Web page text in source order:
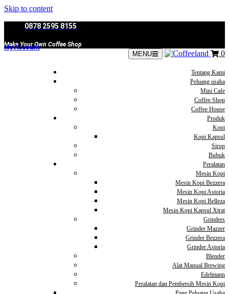
Skip to content
0878 2595 8155
Make Your Own Coffee Shop
My Account
MENU 0
Tentang Kami
Peluang usaha
Mini Cafe
Coffee Shop
Coffee House
Produk
Kopi
Kopi Kapsul
Sirup
Bubuk
Peralatan
Mesin Kopi
Mesin Kopi Bezzera
Mesin Kopi Astoria
Mesin Kopi Belleza
Mesin Kopi Kapsul Xtrat
Grinders
Grinder Mazzer
Grinder Bezzera
Grinder Astoria
Blender
Alat Manual Brewing
Edelmann
Peralatan dan Pembersih Mesin Kopi